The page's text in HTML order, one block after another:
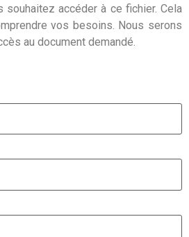
souhaitez accéder à ce fichier. Cela
vos besoins. Nous serons
au document demandé.